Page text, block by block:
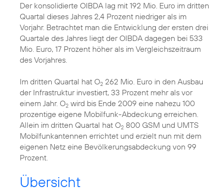
Der konsolidierte OIBDA lag mit 192 Mio. Euro im dritten
Quartal dieses Jahres 2,4 Prozent niedriger als im
Vorjahr. Betrachtet man die Entwicklung der ersten drei
Quartale des Jahres liegt der OIBDA dagegen bei 533
Mio. Euro, 17 Prozent höher als im Vergleichszeitraum
des Vorjahres.
Im dritten Quartal hat O2 262 Mio. Euro in den Ausbau
der Infrastruktur investiert, 33 Prozent mehr als vor
einem Jahr. O2 wird bis Ende 2009 eine nahezu 100
prozentige eigene Mobilfunk-Abdeckung erreichen.
Allein im dritten Quartal hat O2 800 GSM und UMTS
Mobilfunkantennen errichtet und erzielt nun mit dem
eigenen Netz eine Bevölkerungsabdeckung von 99
Prozent.
Übersicht